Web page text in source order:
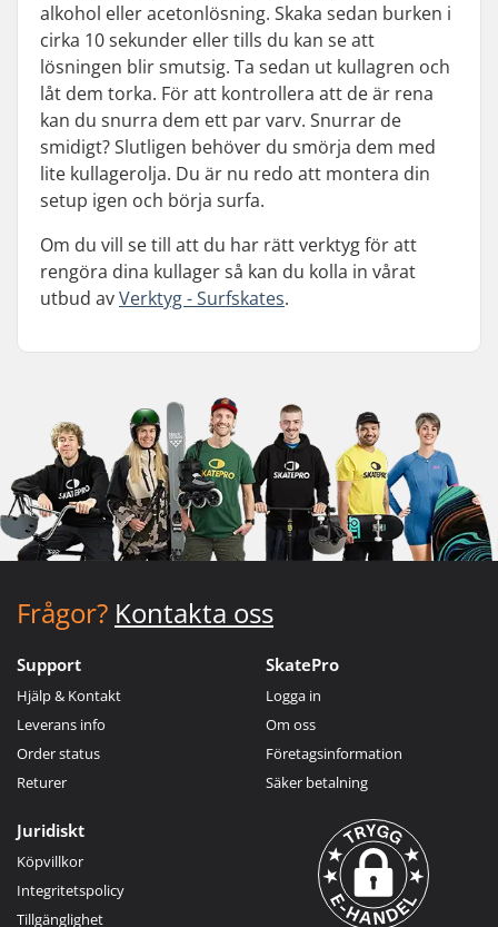
alkohol eller acetonlösning. Skaka sedan burken i
cirka 10 sekunder eller tills du kan se att
lösningen blir smutsig. Ta sedan ut kullagren och
låt dem torka. För att kontrollera att de är rena
kan du snurra dem ett par varv. Snurrar de
smidigt? Slutligen behöver du smörja dem med
lite kullagerolja. Du är nu redo att montera din
setup igen och börja surfa.
Om du vill se till att du har rätt verktyg för att
rengöra dina kullager så kan du kolla in vårat
utbud avVerktyg - Surfskates.
Frågor? Kontakta oss
Support
Hjälp & Kontakt
Leverans info
Order status
Returer
SkatePro
Logga in
Om oss
Företagsinformation
Säker betalning
Juridiskt
Köpvillkor
Integritetspolicy
Tillgänglighet